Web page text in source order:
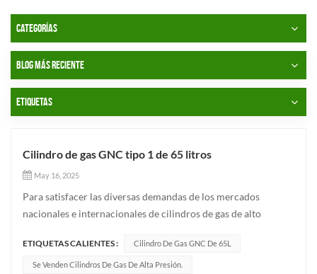
CATEGORÍAS
BLOG MÁS RECIENTE
ETIQUETAS
Cilindro de gas GNC tipo 1 de 65 litros
May 16, 2025
Para satisfacer las diversas demandas de los mercados
nacionales e internacionales de cilindros de gas de alto
de GNC de 65L para vehículo Uso. Gracias a su excelente
fabricación, su rendimiento confiable y su cumplimiento de
ETIQUETAS CALIENTES : Cilindro De Gas GNC De 65L
Se Venden Cilindros De Gas De Alta Presión.